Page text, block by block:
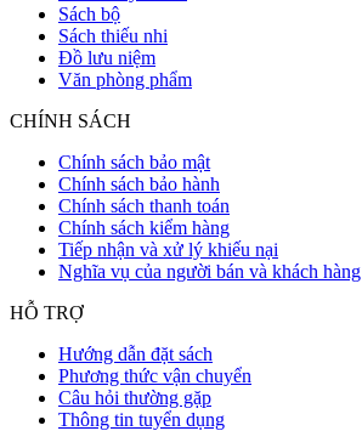
Sách bộ
Sách thiếu nhi
Đồ lưu niệm
Văn phòng phẩm
CHÍNH SÁCH
Chính sách bảo mật
Chính sách bảo hành
Chính sách thanh toán
Chính sách kiểm hàng
Tiếp nhận và xử lý khiếu nại
Nghĩa vụ của người bán và khách hàng
HỖ TRỢ
Hướng dẫn đặt sách
Phương thức vận chuyển
Câu hỏi thường gặp
Thông tin tuyển dụng